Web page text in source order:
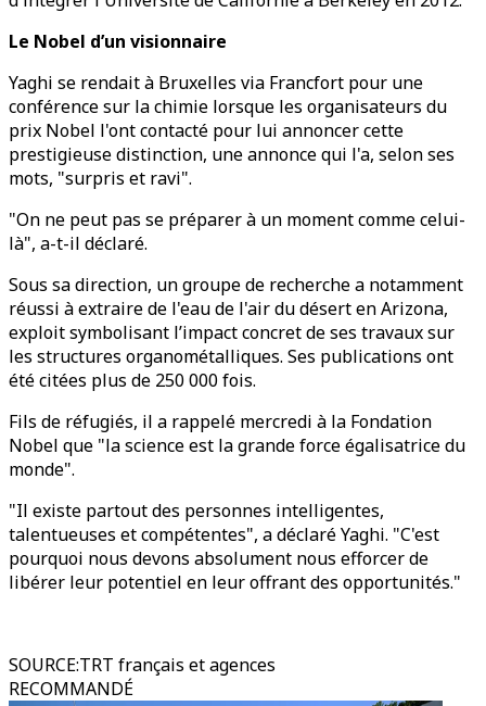
Le Nobel d’un visionnaire
Yaghi se rendait à Bruxelles via Francfort pour une
conférence sur la chimie lorsque les organisateurs du
prix Nobel l'ont contacté pour lui annoncer cette
prestigieuse distinction, une annonce qui l'a, selon ses
mots, "surpris et ravi".
"On ne peut pas se préparer à un moment comme celui-
là", a-t-il déclaré.
Sous sa direction, un groupe de recherche a notamment
réussi à extraire de l'eau de l'air du désert en Arizona,
exploit symbolisant l’impact concret de ses travaux sur
les structures organométalliques. Ses publications ont
été citées plus de 250 000 fois.
Fils de réfugiés, il a rappelé mercredi à la Fondation
Nobel que "la science est la grande force égalisatrice du
monde".
"Il existe partout des personnes intelligentes,
talentueuses et compétentes", a déclaré Yaghi. "C'est
pourquoi nous devons absolument nous efforcer de
libérer leur potentiel en leur offrant des opportunités."
SOURCE:TRT français et agences
RECOMMANDÉ